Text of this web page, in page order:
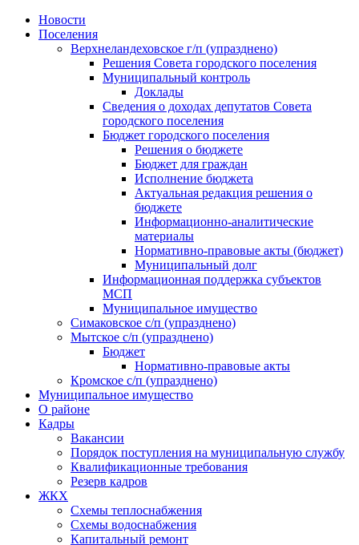
Skip
Новости
Поселения
Верхнеландеховское г/п (упразднено)
Решения Совета городского поселения
Муниципальный контроль
Доклады
Сведения о доходах депутатов Совета
городского поселения
Бюджет городского поселения
Решения о бюджете
Бюджет для граждан
Исполнение бюджета
Актуальная редакция решения о
бюджете
Информационно-аналитические
материалы
Нормативно-правовые акты (бюджет)
Муниципальный долг
Информационная поддержка субъектов
МСП
Муниципальное имущество
Симаковское с/п (упразднено)
Мытское с/п (упразднено)
Бюджет
Нормативно-правовые акты
Кромское с/п (упразднено)
Муниципальное имущество
О районе
Кадры
Вакансии
Порядок поступления на муниципальную службу
Квалификационные требования
Резерв кадров
ЖКХ
Схемы теплоснабжения
Схемы водоснабжения
Капитальный ремонт